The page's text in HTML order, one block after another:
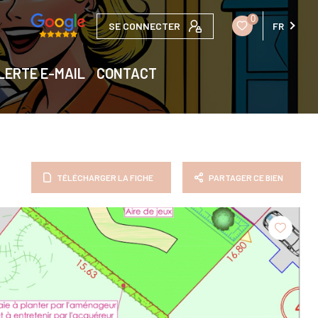
SE CONNECTER
0
FR
E-MAIL CONTACT
TÉLÉCHARGER LA FICHE PARTAGER CE BIEN